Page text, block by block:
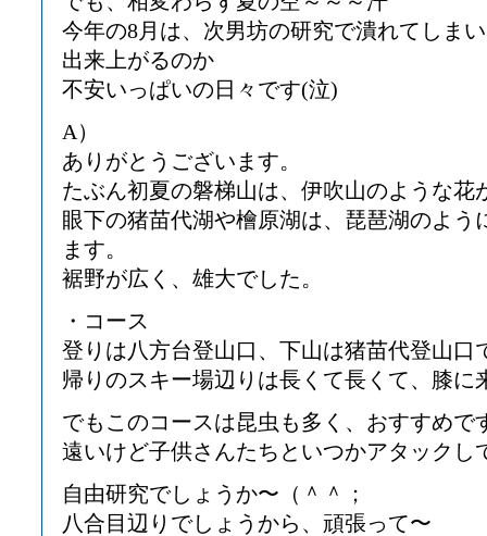
今年の8月は、次男坊の研究で潰れてしま
出来上がるのか
不安いっぱいの日々です(泣)
A）
ありがとうございます。
たぶん初夏の磐梯山は、伊吹山のような花
眼下の猪苗代湖や檜原湖は、琵琶湖のよう
ます。
裾野が広く、雄大でした。
・コース
登りは八方台登山口、下山は猪苗代登山口
帰りのスキー場辺りは長くて長くて、膝に
でもこのコースは昆虫も多く、おすすめで
遠いけど子供さんたちといつかアタックし
自由研究でしょうか〜（＾＾；
八合目辺りでしょうから、頑張って〜